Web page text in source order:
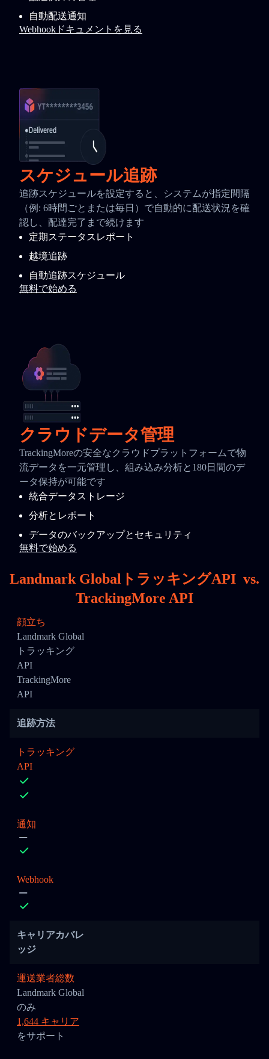
自動配送通知
Webhookドキュメントを見る
スケジュール追跡
追跡スケジュールを設定すると、システムが指定間隔
（例: 6時間ごとまたは毎日）で自動的に配送状況を確
認し、配達完了まで続けます
定期ステータスレポート
越境追跡
自動追跡スケジュール
無料で始める
クラウドデータ管理
TrackingMoreの安全なクラウドプラットフォームで物
流データを一元管理し、組み込み分析と180日間のデ
ータ保持が可能です
統合データストレージ
分析とレポート
データのバックアップとセキュリティ
無料で始める
Landmark GlobalトラッキングAPI vs.
TrackingMore API
顔立ち
Landmark Global
トラッキング
API
TrackingMore
API
追跡方法
トラッキング
API
通知
Webhook
キャリアカバレ
ッジ
運送業者総数
Landmark Global
のみ
1,644 キャリア
をサポート